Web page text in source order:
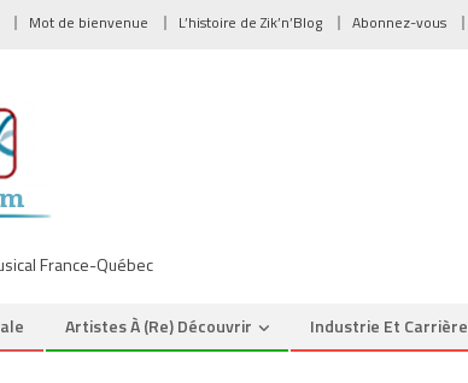
Mot de bienvenue L’histoire de Zik’n’Blog Abonnez-vous
France-Québec
Artistes À (re) Découvrir Industrie Et Carrière